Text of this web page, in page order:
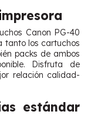
Canon PG-40
tanto los cartuchos
packs de ambos
Disfruta de
relación calidad-
estándar